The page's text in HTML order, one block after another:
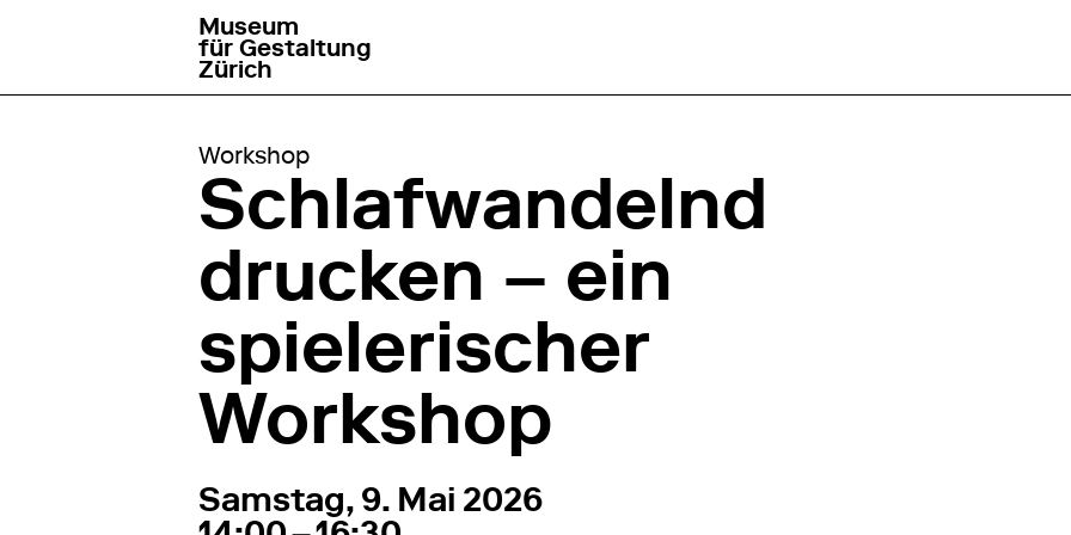
go to homepage
Museum
für Gestaltung
Zürich
Workshop
Schlafwandelnd
drucken – ein
spielerischer
Workshop
9. Mai 202614:00 – 16:30
Samstag, 9. Mai 2026